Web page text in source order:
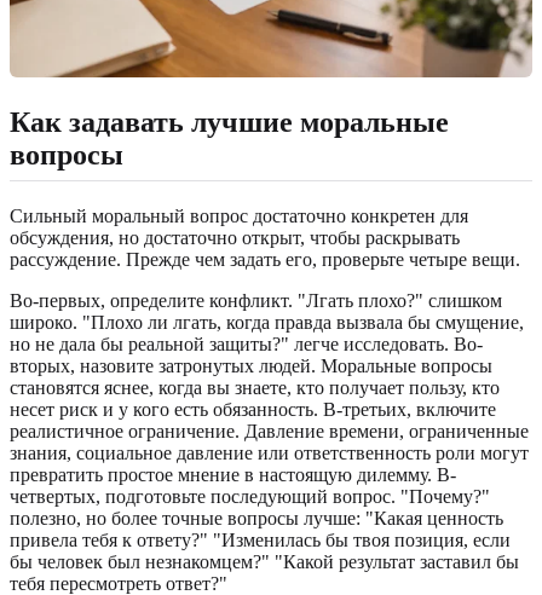
Как задавать лучшие моральные
вопросы
Сильный моральный вопрос достаточно конкретен для
обсуждения, но достаточно открыт, чтобы раскрывать
рассуждение. Прежде чем задать его, проверьте четыре вещи.
Во-первых, определите конфликт. "Лгать плохо?" слишком
широко. "Плохо ли лгать, когда правда вызвала бы смущение,
но не дала бы реальной защиты?" легче исследовать. Во-
вторых, назовите затронутых людей. Моральные вопросы
становятся яснее, когда вы знаете, кто получает пользу, кто
несет риск и у кого есть обязанность. В-третьих, включите
реалистичное ограничение. Давление времени, ограниченные
знания, социальное давление или ответственность роли могут
превратить простое мнение в настоящую дилемму. В-
четвертых, подготовьте последующий вопрос. "Почему?"
полезно, но более точные вопросы лучше: "Какая ценность
привела тебя к ответу?" "Изменилась бы твоя позиция, если
бы человек был незнакомцем?" "Какой результат заставил бы
тебя пересмотреть ответ?"